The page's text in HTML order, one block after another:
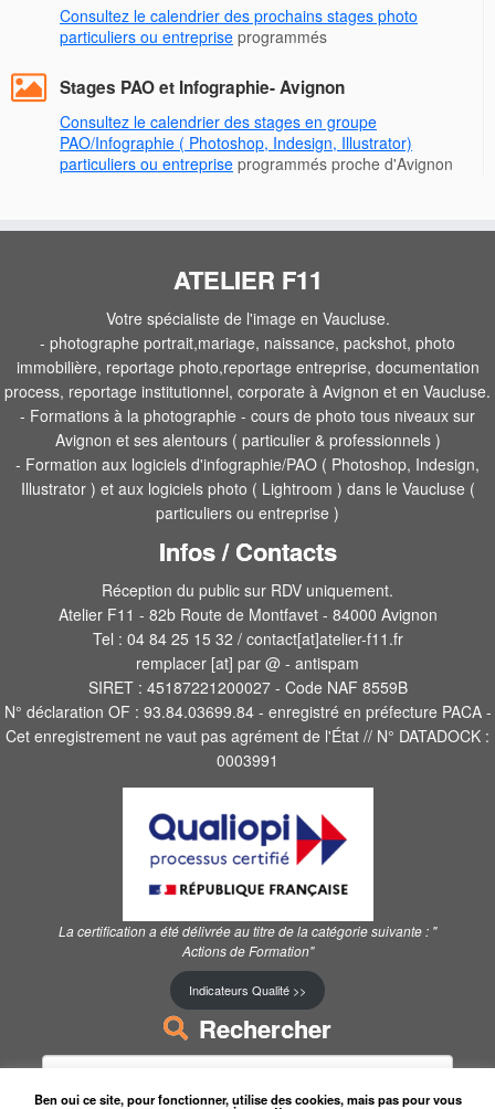
Consultez le calendrier des prochains stages photo
particuliers ou entreprise programmés
Stages PAO et Infographie- Avignon
Consultez le calendrier des stages en groupe
PAO/Infographie ( Photoshop, Indesign, Illustrator)
particuliers ou entreprise programmés proche d'Avignon
ATELIER F11
Votre spécialiste de l'image en Vaucluse.
- photographe portrait,mariage, naissance, packshot, photo
immobilière, reportage photo,reportage entreprise, documentation
process, reportage institutionnel, corporate à Avignon et en Vaucluse.
- Formations à la photographie - cours de photo tous niveaux sur
Avignon et ses alentours ( particulier & professionnels )
- Formation aux logiciels d'infographie/PAO ( Photoshop, Indesign,
Illustrator ) et aux logiciels photo ( Lightroom ) dans le Vaucluse (
particuliers ou entreprise )
Infos / Contacts
Réception du public sur RDV uniquement.
Atelier F11 - 82b Route de Montfavet - 84000 Avignon
Tel : 04 84 25 15 32 / contact[at]atelier-f11.fr
remplacer [at] par @ - antispam
SIRET : 45187221200027 - Code NAF 8559B
N° déclaration OF : 93.84.03699.84 - enregistré en préfecture PACA -
Cet enregistrement ne vaut pas agrément de l'État // N° DATADOCK :
0003991
La certification a été délivrée au titre de la catégorie suivante : "
Actions de Formation"
Indicateurs Qualité >>
Rechercher
Rechercher :
Ben oui ce site, pour fonctionner, utilise des cookies, mais pas pour vous